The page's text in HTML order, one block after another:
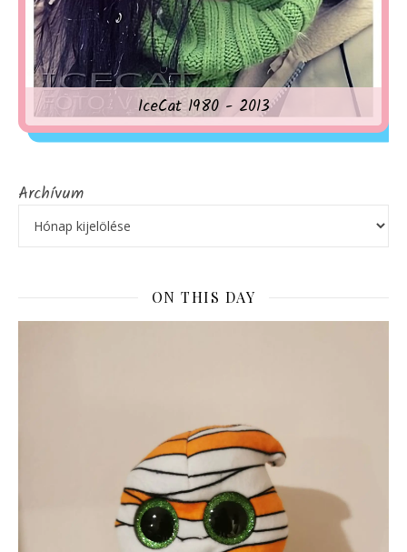
IceCat 1980 - 2013
Archívum
ON THIS DAY